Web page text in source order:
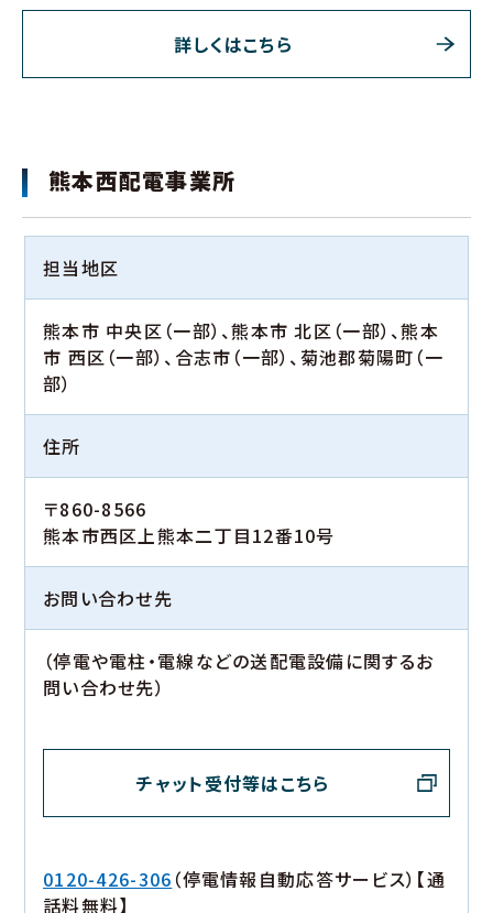
詳しくはこちら
熊本西配電事業所
担当地区
熊本市 中央区（一部）、熊本市 北区（一部）、熊本
市 西区（一部）、合志市（一部）、菊池郡菊陽町（一
部）
住所
〒860-8566
熊本市西区上熊本二丁目12番10号
お問い合わせ先
（停電や電柱・電線などの送配電設備に関するお
問い合わせ先）
チャット受付等はこちら
0120-426-306 （停電情報自動応答サービス）【通
話料無料】